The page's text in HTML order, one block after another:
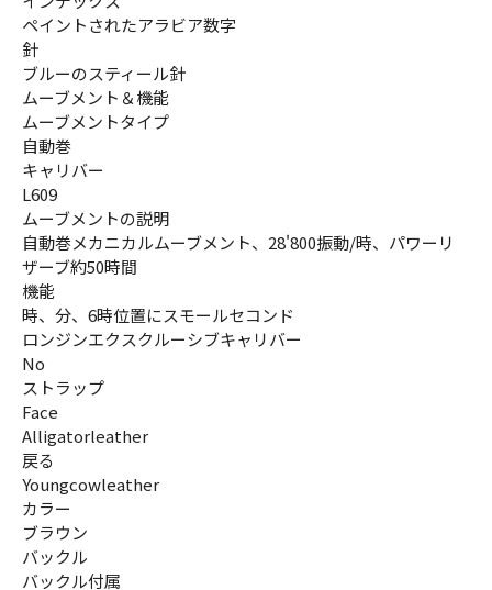
ペイントされたアラビア数字
針
ブルーのスティール針
ムーブメント＆機能
ムーブメントタイプ
自動巻
キャリバー
L609
ムーブメントの説明
自動巻メカニカルムーブメント、28'800振動/時、パワーリ
ザーブ約50時間
機能
時、分、6時位置にスモールセコンド
ロンジンエクスクルーシブキャリバー
No
ストラップ
Face
Alligatorleather
戻る
Youngcowleather
カラー
ブラウン
バックル
バックル付属